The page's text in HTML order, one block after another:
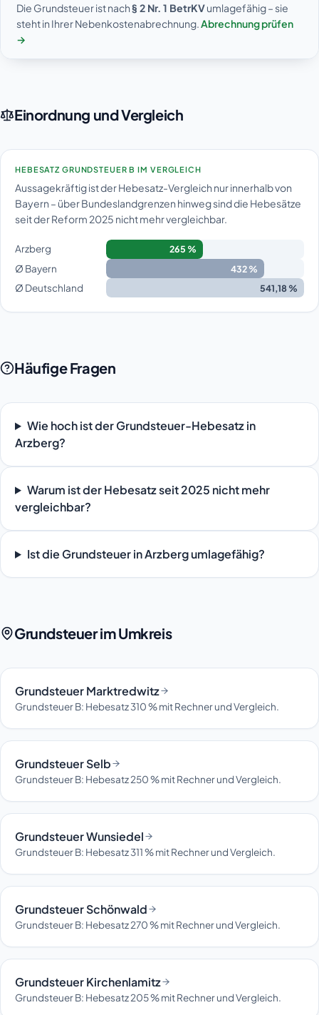
Die Grundsteuer ist nach§ 2 Nr. 1 BetrKVumlagefähig – sie
steht in Ihrer Nebenkostenabrechnung.Abrechnung prüfen
→
Einordnung und Vergleich
HEBESATZ GRUNDSTEUER B IM VERGLEICH
Aussagekräftig ist der Hebesatz-Vergleich nur innerhalb von
Bayern – über Bundeslandgrenzen hinweg sind die Hebesätze
seit der Reform 2025 nicht mehr vergleichbar.
Arzberg 265 %
Ø Bayern 432 %
Ø Deutschland 541,18 %
Häufige Fragen
Wie hoch ist der Grundsteuer-Hebesatz in
Arzberg?
Warum ist der Hebesatz seit 2025 nicht mehr
vergleichbar?
Ist die Grundsteuer in Arzberg umlagefähig?
Grundsteuer im Umkreis
Grundsteuer Marktredwitz
Grundsteuer B: Hebesatz 310 % mit Rechner und Vergleich.
Grundsteuer Selb
Grundsteuer B: Hebesatz 250 % mit Rechner und Vergleich.
Grundsteuer Wunsiedel
Grundsteuer B: Hebesatz 311 % mit Rechner und Vergleich.
Grundsteuer Schönwald
Grundsteuer B: Hebesatz 270 % mit Rechner und Vergleich.
Grundsteuer Kirchenlamitz
Grundsteuer B: Hebesatz 205 % mit Rechner und Vergleich.